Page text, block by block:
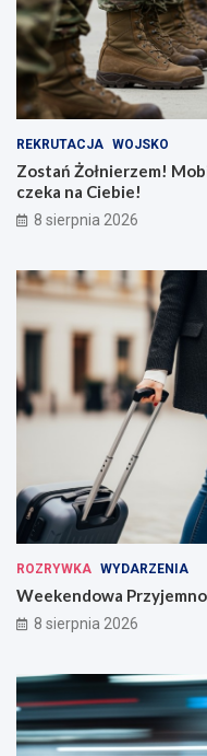
REKRUTACJA WOJSKO
Zostań Żołnierzem!
czeka na Ciebie!
8 sierpnia 2026
ROZRYWKA WYDARZENIA
Weekendowa
8 sierpnia 2026